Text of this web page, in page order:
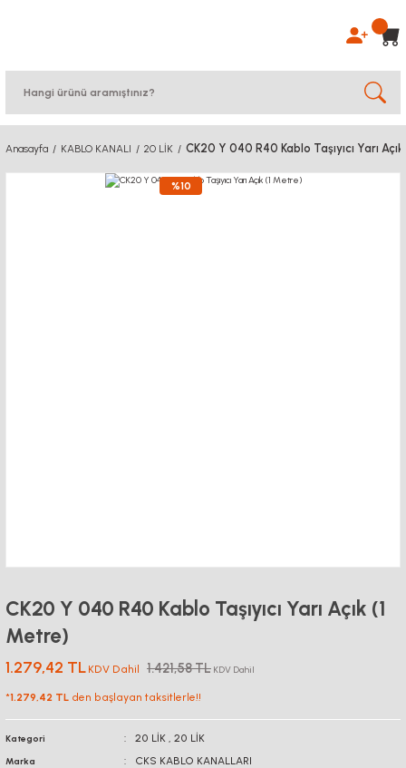
Anasayfa KABLO KANALI 20 LİK CK20 Y 040 R40 Kablo Taşıyıcı Yarı
%10
CK20 Y 040 R40 Kablo Taşıyıcı Yarı Açık (1
Metre)
1.279,42 TL KDV Dahil 1.421,58 TL KDV Dahil
*1.279,42 TL den başlayan taksitlerle!!
Kategori 20 LİK , 20 LİK
Marka CKS KABLO KANALLARI